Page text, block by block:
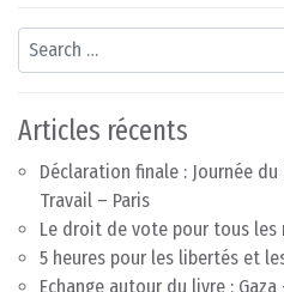
Search
Articles récents
Déclaration finale : Journée
Travail – Paris
Le droit de vote pour tous les
5 heures pour les libertés et
Echange autour du livre :